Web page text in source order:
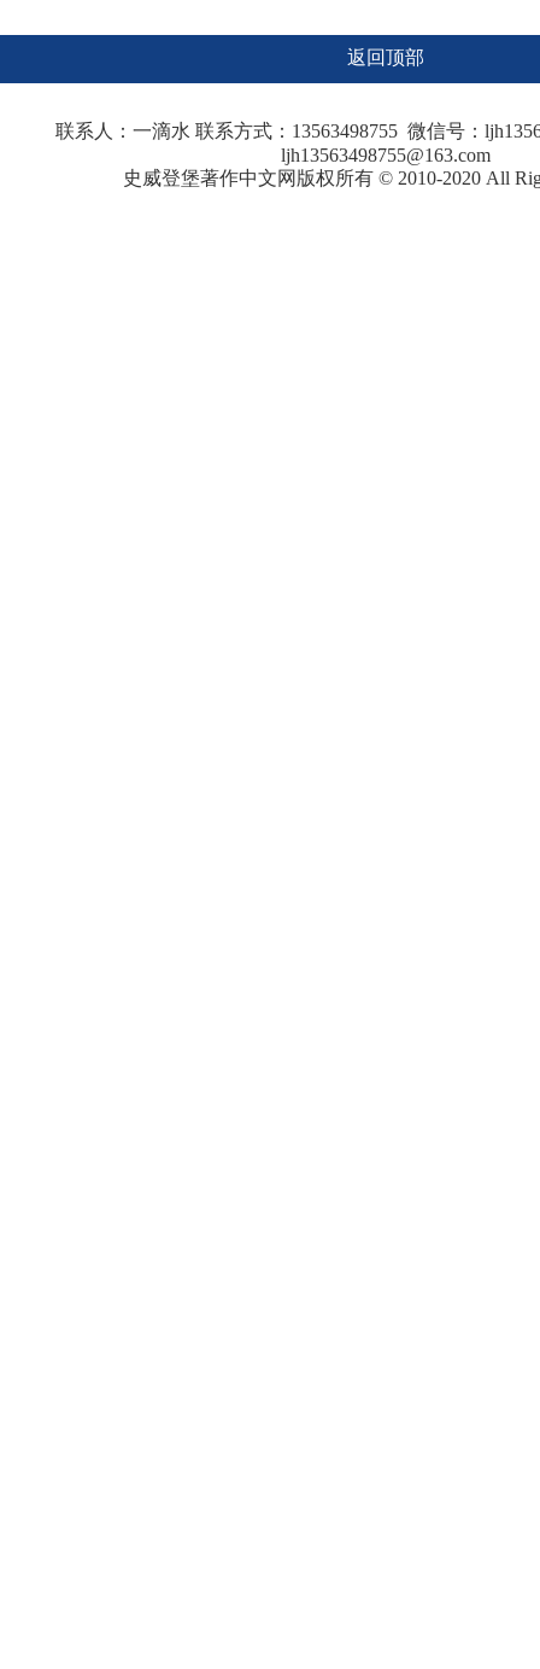
返回顶部
联系人：一滴水 联系方式：13563498755 微信号：
ljh13563498755@163.com
史威登堡著作中文网版权所有 © 2010-2020 All